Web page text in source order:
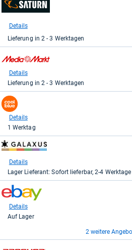
Shop:
Saturn
89,00
kaufen.
Details
Lieferung in 2 - 3 Werktagen
zum
Shop:
Media
Markt
für
89,00
kaufen.
Details
Lieferung in 2 - 3 Werktagen
zum
Shop:
97,90
kaufen.
Details
1 Werktag
zum
Shop:
für
98,96
kaufen.
Details
Lager Lieferant: Sofort lieferbar, 2-4 Werktage
zum
Shop:
für
Details
Auf Lager
2 weitere